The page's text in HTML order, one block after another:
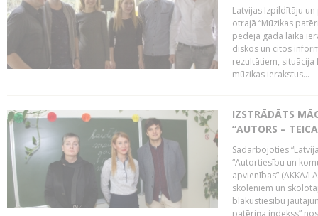
Latvijas Izpildītāju
otrajā “Mūzikas
pēdējā gada laikā
diskos un citos
rezultātiem, situācija
mūzikas ierakstus...
IZSTRĀDĀTS
“AUTORS –
Sadarbojoties
“Autortiesību un
apvienības” (AKKA/
skolēniem un
blakustiesību
patēriņa indekss”